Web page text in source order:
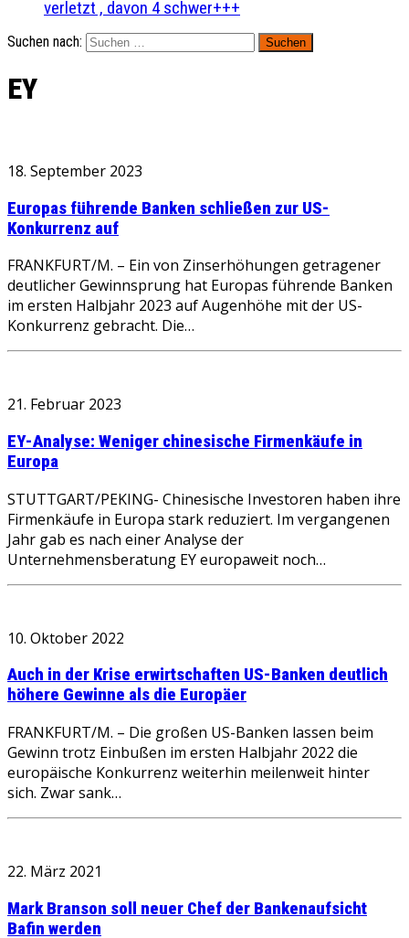
verletzt , davon 4 schwer+++
Suchen nach:
EY
18. September 2023
Europas führende Banken schließen zur US-
Konkurrenz auf
FRANKFURT/M. – Ein von Zinserhöhungen getragener
deutlicher Gewinnsprung hat Europas führende Banken
im ersten Halbjahr 2023 auf Augenhöhe mit der US-
Konkurrenz gebracht. Die…
21. Februar 2023
EY-Analyse: Weniger chinesische Firmenkäufe in
Europa
STUTTGART/PEKING- Chinesische Investoren haben ihre
Firmenkäufe in Europa stark reduziert. Im vergangenen
Jahr gab es nach einer Analyse der
Unternehmensberatung EY europaweit noch…
10. Oktober 2022
Auch in der Krise erwirtschaften US-Banken deutlich
höhere Gewinne als die Europäer
FRANKFURT/M. – Die großen US-Banken lassen beim
Gewinn trotz Einbußen im ersten Halbjahr 2022 die
europäische Konkurrenz weiterhin meilenweit hinter
sich. Zwar sank…
22. März 2021
Mark Branson soll neuer Chef der Bankenaufsicht
Bafin werden